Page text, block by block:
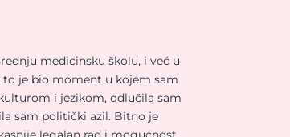
medicinsku školu, i već u
to je bio moment u kojem sam
i jezikom, odlučila sam
sam politički azil. Bitno je